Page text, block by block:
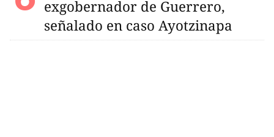
exgobernador de Guerrero,
señalado en caso Ayotzinapa